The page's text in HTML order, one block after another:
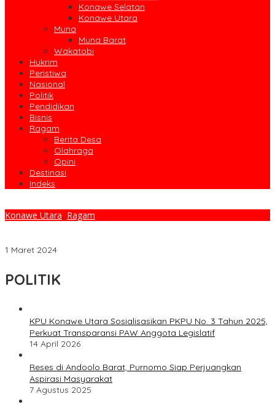
Konawe Selatan
Konawe Utara
Muna
Muna Barat
Wakatobi
Hukrim
Peristiwa
Nasional
Politik
Pendidikan
Bisnis
Ragam
Berita Desa
Olahraga
Opini
Destinasi
Indeks
Konawe Utara, Ragam
1 Maret 2024
POLITIK
KPU Konawe Utara Sosialisasikan PKPU No. 3 Tahun 2025,
Perkuat Transparansi PAW Anggota Legislatif
14 April 2026
Reses di Andoolo Barat, Purnomo Siap Perjuangkan
Aspirasi Masyarakat
7 Agustus 2025